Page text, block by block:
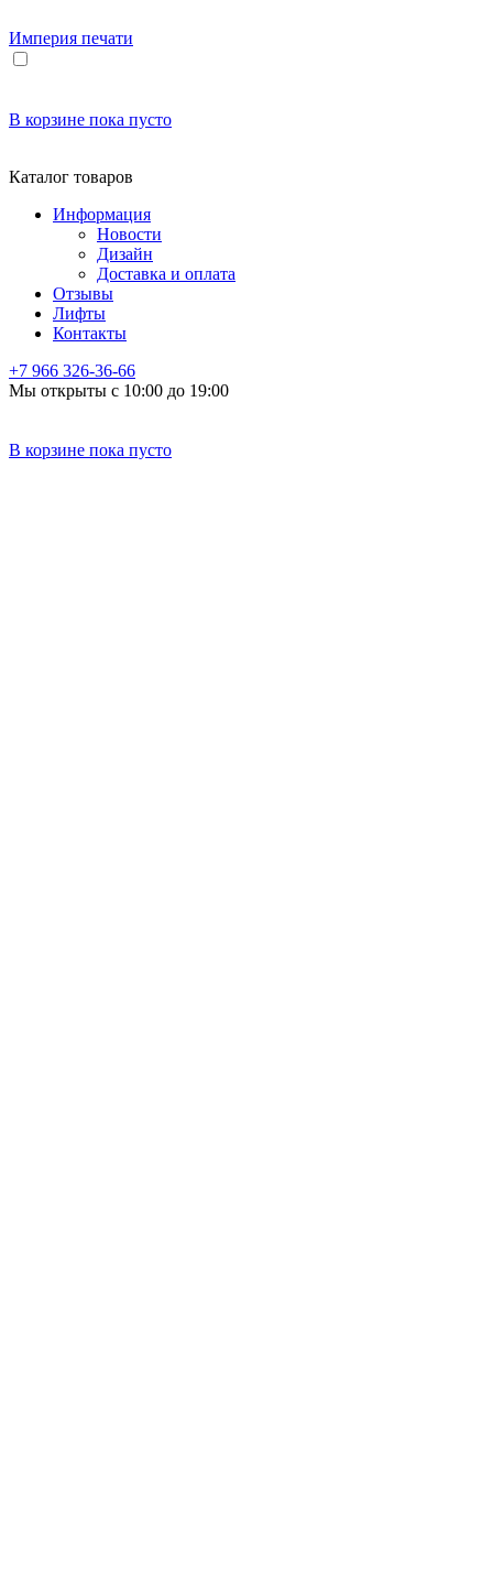
Империя печати
В корзине пока пусто
Каталог товаров
Информация
Новости
Дизайн
Доставка и оплата
Отзывы
Лифты
Контакты
+7 966 326-36-66
Мы открыты с 10:00 до 19:00
В корзине пока пусто